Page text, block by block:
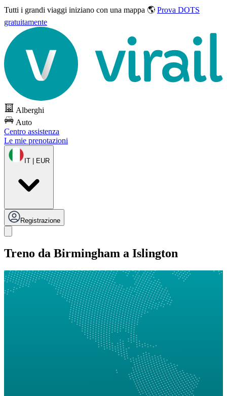
Tutti i grandi viaggi iniziano con una mappa 🌎 Prova DOTS
gratuitamente
Alberghi
Auto
Centro assistenza
Le mie prenotazioni
IT | EUR
Registrazione
Treno da Birmingham a Islington